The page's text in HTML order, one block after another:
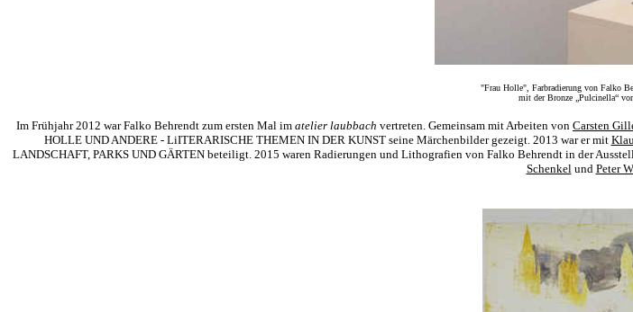
"Frau Holle", Farbradierung von Falko
mit der Bronze „Pulcinella“
Im Frühjahr 2012 war Falko Behrendt zum ersten Mal im atelier laubbach vertreten. Gemeinsam mit Arbeiten von Carsten
HOLLE UND ANDERE - LiITERARISCHE THEMEN IN DER KUNST seine Märchenbilder gezeigt. 2013 war er mit
LANDSCHAFT, PARKS UND GÄRTEN beteiligt. 2015 waren Radierungen und Lithografien von Falko Behrendt in der
Schenkelund Peter